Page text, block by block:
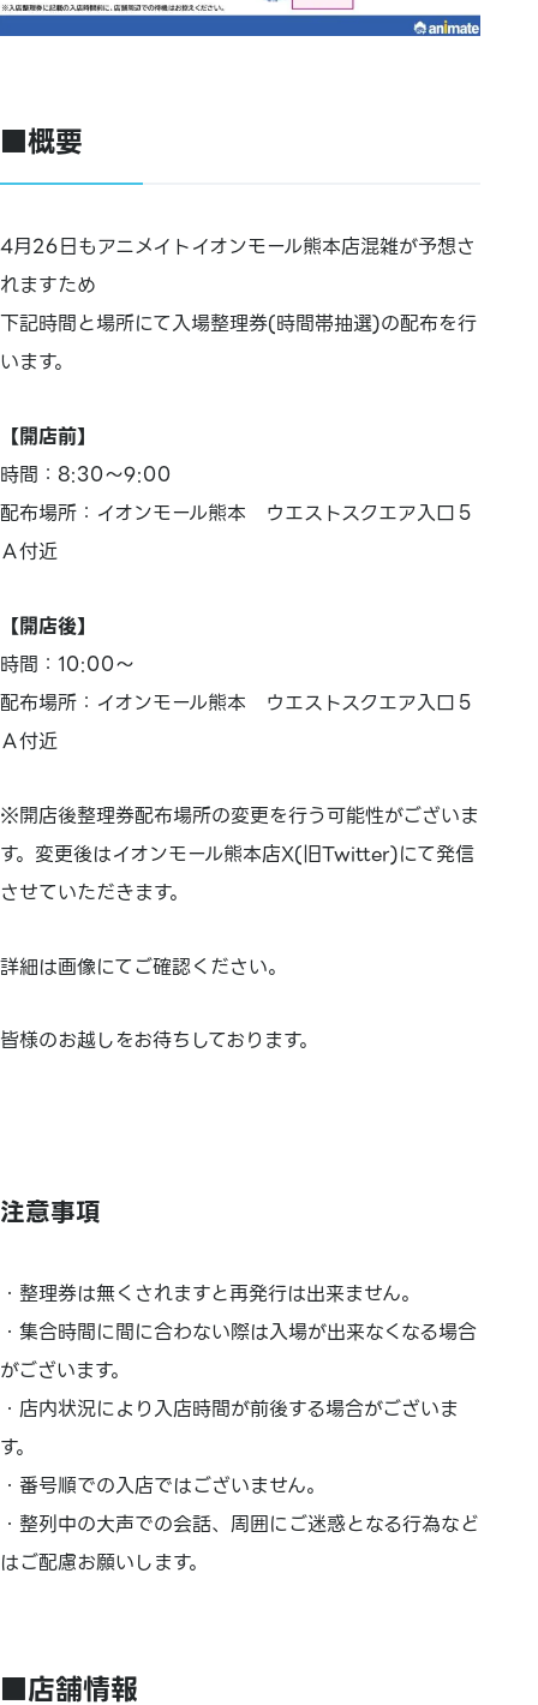
■概要
4月26日もアニメイトイオンモール熊本店混雑が予想さ
れますため
下記時間と場所にて入場整理券(時間帯抽選)の配布を行
います。
【開店前】
時間：8:30～9:00
配布場所：イオンモール熊本 ウエストスクエア入口５
Ａ付近
【開店後】
時間：10:00～
配布場所：イオンモール熊本 ウエストスクエア入口５
Ａ付近
※開店後整理券配布場所の変更を行う可能性がございま
す。変更後はイオンモール熊本店X(旧Twitter)にて発信
させていただきます。
詳細は画像にてご確認ください。
皆様のお越しをお待ちしております。
注意事項
・整理券は無くされますと再発行は出来ません。
・集合時間に間に合わない際は入場が出来なくなる場合
がございます。
・店内状況により入店時間が前後する場合がございま
す。
・番号順での入店ではございません。
・整列中の大声での会話、周囲にご迷惑となる行為など
はご配慮お願いします。
■店舗情報